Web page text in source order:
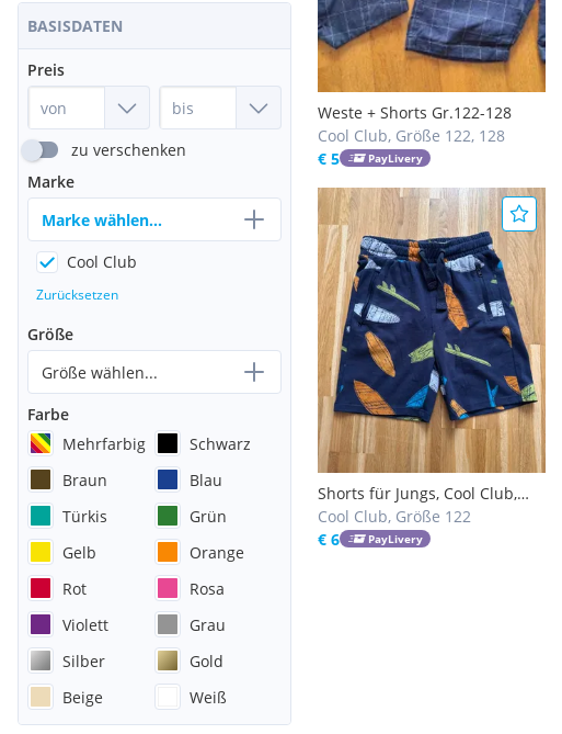
BASISDATEN
Preis
zu verschenken
Marke
Marke wählen...
Cool Club
Zurücksetzen
Größe
Größe wählen...
Farbe
Mehrfarbig
Schwarz
Braun
Blau
Türkis
Grün
Gelb
Orange
Rot
Rosa
Violett
Grau
Silber
Gold
Beige
Weiß
Weste + Shorts Gr.122-128
Cool Club, Größe 122, 128
€ 5
PayLivery
Shorts für Jungs, Cool Club,
Größe 122
Cool Club, Größe 122
€ 6
PayLivery